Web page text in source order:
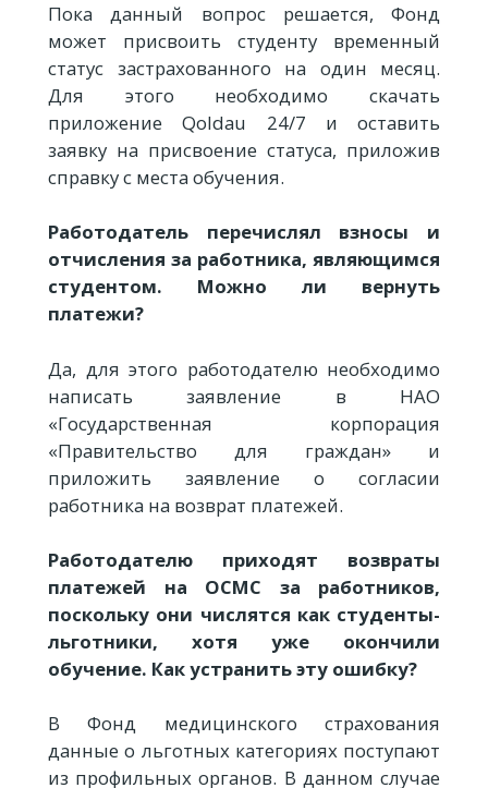
Пока данный вопрос решается, Фонд
может присвоить студенту временный
статус застрахованного на один месяц.
Для этого необходимо скачать
приложение Qoldau 24/7 и оставить
заявку на присвоение статуса, приложив
справку с места обучения.
Работодатель перечислял взносы и
отчисления за работника, являющимся
студентом. Можно ли вернуть
платежи?
Да, для этого работодателю необходимо
написать заявление в НАО
«Государственная корпорация
«Правительство для граждан» и
приложить заявление о согласии
работника на возврат платежей.
Работодателю приходят возвраты
платежей на ОСМС за работников,
поскольку они числятся как студенты-
льготники, хотя уже окончили
обучение. Как устранить эту ошибку?
В Фонд медицинского страхования
данные о льготных категориях поступают
из профильных органов. В данном случае